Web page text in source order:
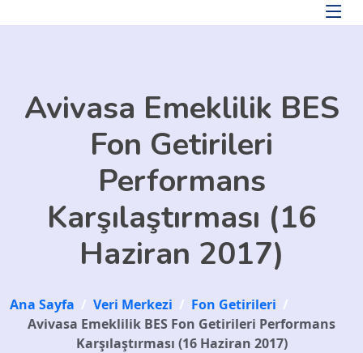
Avivasa Emeklilik BES
Fon Getirileri
Performans
Karşılaştırması (16
Haziran 2017)
Ana Sayfa / Veri Merkezi / Fon Getirileri /
Avivasa Emeklilik BES Fon Getirileri Performans
Karşılaştırması (16 Haziran 2017)